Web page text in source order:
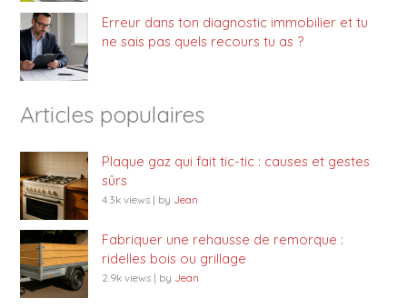
Erreur dans ton diagnostic immobilier et tu
ne sais pas quels recours tu as ?
Articles populaires
Plaque gaz qui fait tic-tic : causes et gestes
sûrs
4.3k views | by Jean
Fabriquer une rehausse de remorque :
ridelles bois ou grillage
2.9k views | by Jean